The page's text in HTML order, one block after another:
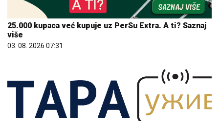
25.000 kupaca već kupuje uz PerSu Extra. A ti? Saznaj
više
03. 08. 2026 07:31